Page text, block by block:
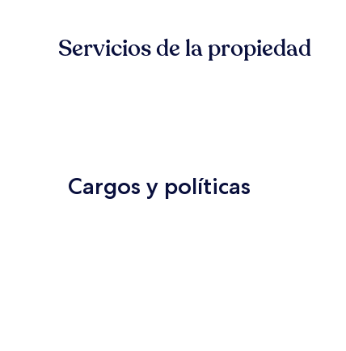
Servicios de la propiedad
Cargos y políticas